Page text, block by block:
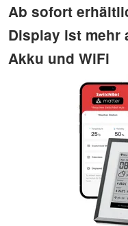
Ab sofort
Display ist mehr
Akku und WiFi